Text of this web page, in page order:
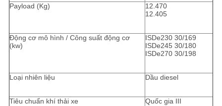
Payload (Kg)
12.470
12.405
Động cơ mô hình / Công suất động cơ
(kw)
ISDe230 30/169
ISDe245 30/180
ISDe270 30/198
Loại nhiên liệu Dầu diesel
Tiêu chuẩn khí thải xe Quốc gia III